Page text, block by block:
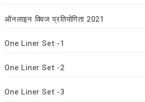
ऑनलाइन क्विज प्रतियोगिता 2021
One Liner Set -1
One Liner Set -2
One Liner Set -3